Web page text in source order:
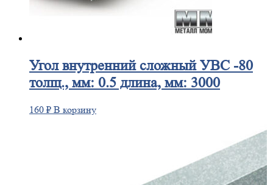
Уголвнутренний сложный УВС -80
толщ., мм: 0.5 длина, мм: 3000
160 ₽ В корзину